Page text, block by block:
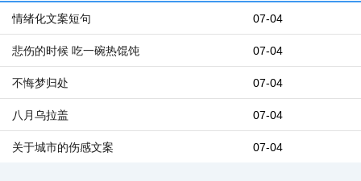
07-04
情绪化文案短句
07-04
悲伤的时候 吃一碗热馄饨
07-04
不悔梦归处
07-04
八月乌拉盖
07-04
关于城市的伤感文案